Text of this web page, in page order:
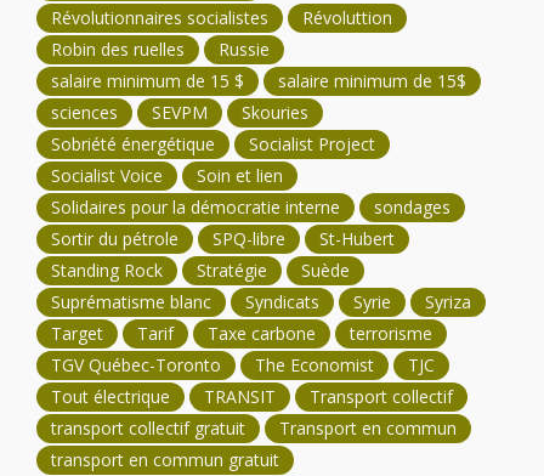
Révolutionnaires socialistes
Révoluttion
Robin des ruelles
Russie
salaire minimum de 15 $
salaire minimum de 15$
sciences
SEVPM
Skouries
Sobriété énergétique
Socialist Project
Socialist Voice
Soin et lien
Solidaires pour la démocratie interne
sondages
Sortir du pétrole
SPQ-libre
St-Hubert
Standing Rock
Stratégie
Suède
Suprématisme blanc
Syndicats Syrie
Syriza
Target
Tarif Taxe carbone
terrorisme
TGV Québec-Toronto
The Economist
TJC
Tout électrique
TRANSIT
Transport collectif
transport collectif gratuit
Transport en commun
transport en commun gratuit